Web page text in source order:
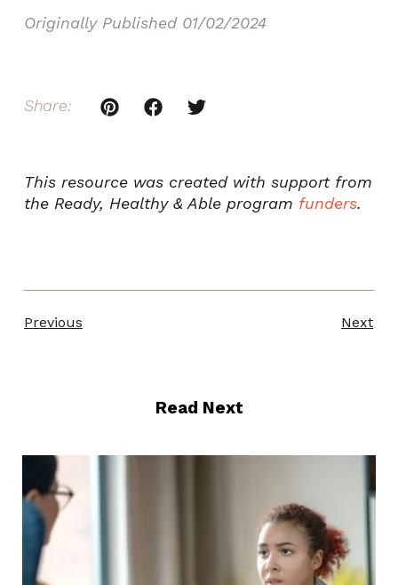
Originally Published 01/02/2024
Share:
This resource was created with support from
the Ready, Healthy & Able program funders.
Previous Next
Read Next